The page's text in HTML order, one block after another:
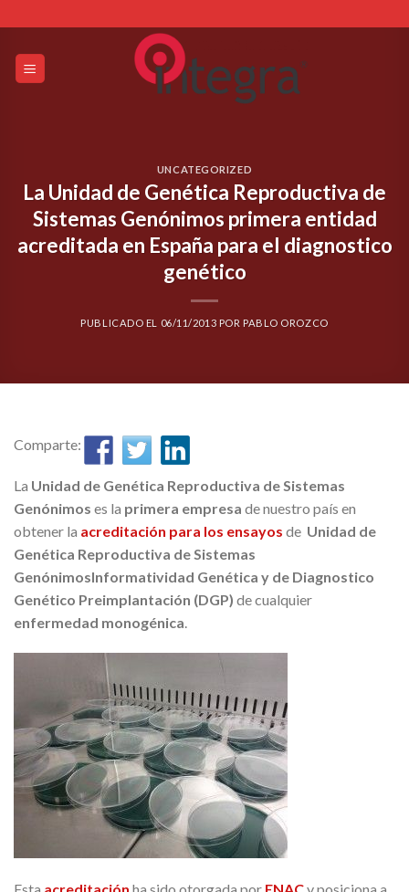
to
content
UNCATEGORIZED
La Unidad de Genética Reproductiva de
Sistemas Genónimos primera entidad
acreditada en España para el diagnostico
genético
PUBLICADO EL 06/11/2013 POR PABLO OROZCO
Comparte:
La Unidad de Genética Reproductiva de Sistemas
Genónimos es la primera empresa de nuestro país en
obtener la acreditación para los ensayos de Unidad de
Genética Reproductiva de Sistemas
GenónimosInformatividad Genética y de Diagnostico
Genético Preimplantación (DGP) de cualquier
enfermedad monogénica.
Esta acreditación ha sido otorgada por ENACy posiciona a